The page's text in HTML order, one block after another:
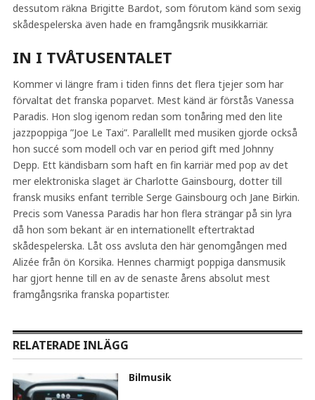
dessutom räkna Brigitte Bardot, som förutom känd som sexig
skådespelerska även hade en framgångsrik musikkarriär.
IN I TVÅTUSENTALET
Kommer vi längre fram i tiden finns det flera tjejer som har
förvaltat det franska poparvet. Mest känd är förstås Vanessa
Paradis. Hon slog igenom redan som tonåring med den lite
jazzpoppiga ”Joe Le Taxi”. Parallellt med musiken gjorde också
hon succé som modell och var en period gift med Johnny
Depp. Ett kändisbarn som haft en fin karriär med pop av det
mer elektroniska slaget är Charlotte Gainsbourg, dotter till
fransk musiks enfant terrible Serge Gainsbourg och Jane Birkin.
Precis som Vanessa Paradis har hon flera strängar på sin lyra
då hon som bekant är en internationellt eftertraktad
skådespelerska. Låt oss avsluta den här genomgången med
Alizée från ön Korsika. Hennes charmigt poppiga dansmusik
har gjort henne till en av de senaste årens absolut mest
framgångsrika franska popartister.
RELATERADE INLÄGG
Bilmusik